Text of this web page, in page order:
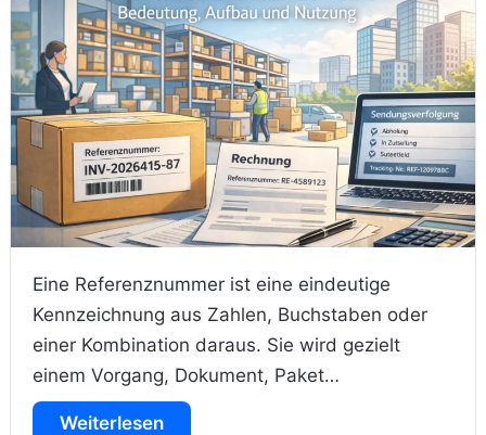
Eine Referenznummer ist eine eindeutige
Kennzeichnung aus Zahlen, Buchstaben oder
einer Kombination daraus. Sie wird gezielt
einem Vorgang, Dokument, Paket…
Weiterlesen